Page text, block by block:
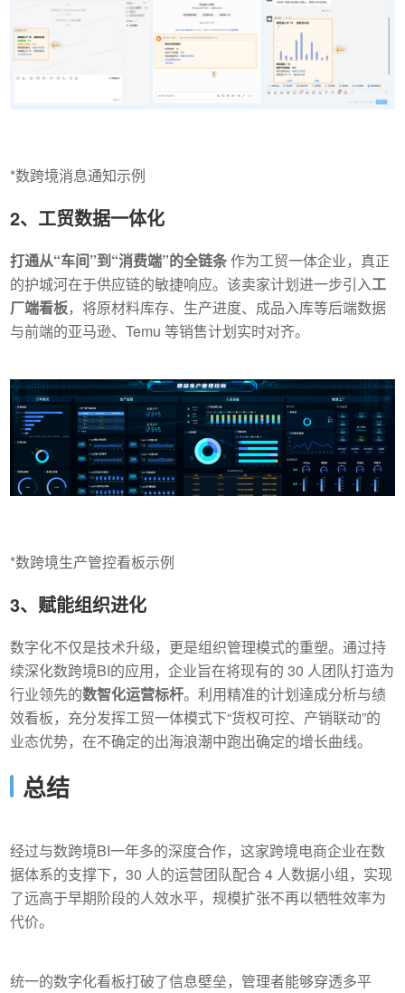
*数跨境消息通知示例
2、工贸数据一体化
打通从“车间”到“消费端”的全链条作为工贸一体企业，真正
的护城河在于供应链的敏捷响应。该卖家计划进一步引入工
厂端看板，将原材料库存、生产进度、成品入库等后端数据
与前端的亚马逊、Temu 等销售计划实时对齐。
*数跨境生产管控看板示例
3、赋能组织进化
数字化不仅是技术升级，更是组织管理模式的重塑。通过持
续深化数跨境BI的应用，企业旨在将现有的 30 人团队打造为
行业领先的数智化运营标杆。利用精准的计划達成分析与绩
效看板，充分发挥工贸一体模式下“货权可控、产销联动”的
业态优势，在不确定的出海浪潮中跑出确定的增长曲线。
总结
经过与数跨境BI一年多的深度合作，这家跨境电商企业在数
据体系的支撑下，30 人的运营团队配合 4 人数据小组，实现
了远高于早期阶段的人效水平，规模扩张不再以牺牲效率为
代价。
统一的数字化看板打破了信息壁垒，管理者能够穿透多平